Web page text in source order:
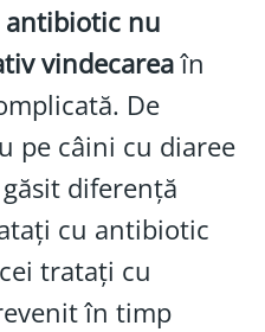
nu
vindecareaîn
De
pe câini cu diaree
diferență
cu antibiotic
tratați cu
în timp